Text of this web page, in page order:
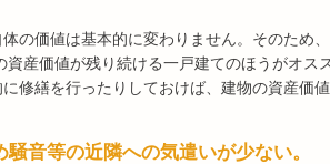
の価値は基本的に変わりません。そのため、
産価値が残り続ける一戸建てのほうがオス
修繕を行ったりしておけば、建物の資産価値
音等の近隣への気遣いが少ない。